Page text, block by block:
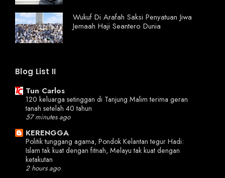
Wukuf Di Arafah Saksi Penyatuan Jiwa
Jemaah Haji Seantero Dunia
Blog List II
Tun Carlos
120 keluarga setinggan di Tanjung Malim terima geran
tanah setelah 40 tahun
57 minutes ago
KERENGGA
Politik tunggang agama, Pondok Kelantan tegur Hadi:
Islam tak kuat dengan fitnah, Melayu tak kuat dengan
ketakutan
2 hours ago